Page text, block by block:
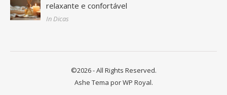
relaxante e confortável
In Dicas
©2026 - All Rights Reserved.
Ashe Tema porWP Royal.